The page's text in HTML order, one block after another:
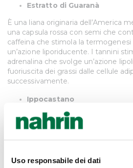
Uso responsabile dei dati
Estratto di Guaranà
È una liana originaria dell’America
una capsula rossa con semi che
caffeina che stimola la termogenesi
un’azione liporiducente. I tannini
adrenalina che svolge un’azione
fuoriuscita dei grassi dalle cellule
successivamente.
Ippocastano
È ricco di flavonoidi, vitamine,
insaturi. La sostanza però più